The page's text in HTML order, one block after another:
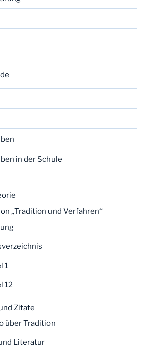
in der Schule
„Tradition und Verfahren“
1
12
Zitate
über Tradition
Literatur